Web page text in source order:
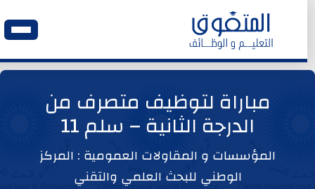
وظائف اليوم
ابحث عن وظيفة
مباراة لتوظيف متصرف من
الدرجة الثانية – سلم 11
المؤسسات و المقاولات العمومية : المركز
الوطني للبحث العلمي والتقني